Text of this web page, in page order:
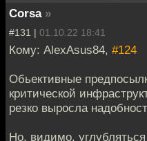
Corsa »
#131 | 01.10.22 18:41
Кому: AlexAsus84, #124
Обьективные
критической
резко выросла
Но, видимо,